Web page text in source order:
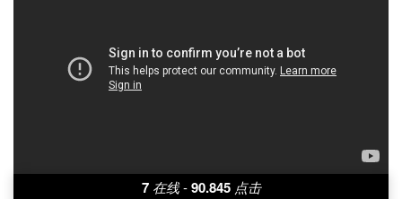
7 在线 - 90.845 点击